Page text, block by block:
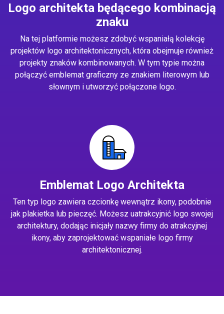
Logo architekta będącego kombinacją
znaku
Na tej platformie możesz zdobyć wspaniałą kolekcję
projektów logo architektonicznych, która obejmuje również
projekty znaków kombinowanych. W tym typie można
połączyć emblemat graficzny ze znakiem literowym lub
słownym i utworzyć połączone logo.
Emblemat Logo Architekta
Ten typ logo zawiera czcionkę wewnątrz ikony, podobnie
jak plakietka lub pieczęć. Możesz uatrakcyjnić logo swojej
architektury, dodając inicjały nazwy firmy do atrakcyjnej
ikony, aby zaprojektować wspaniałe logo firmy
architektonicznej.